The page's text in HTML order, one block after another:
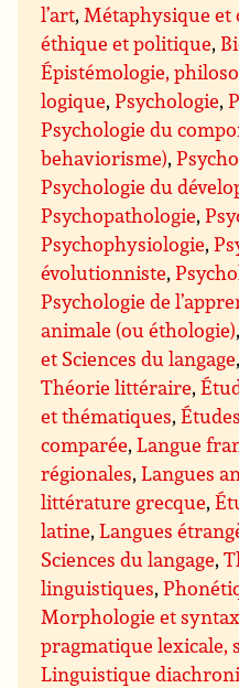
l’art, Métaphysique et
éthique et politique,
Épistémologie,
logique,Psychologie,
Psychologie du
behaviorisme),
Psychologie du
Psychopathologie,
Psychophysiologie,
évolutionniste,
Psychologie de
animale (ou éthologie)
et Sciences du langage
Théorie littéraire,
et thématiques,
comparée,Langue
régionales,Langues
littérature grecque,
latine,Langues
Sciences du langage,
linguistiques,
Morphologie et
pragmatique lexicale,
Linguistique